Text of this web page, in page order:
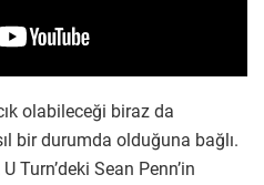
olabileceği biraz da
bir durumda olduğuna bağlı.
Turn’deki Sean Penn’in